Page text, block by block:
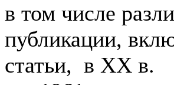
в том числе
публикации,
статьи, в XX в.